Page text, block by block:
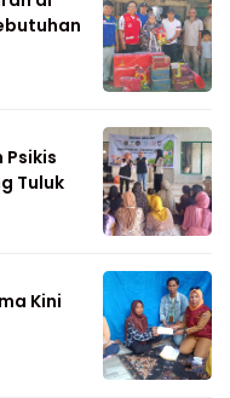
Tuluk
Kini